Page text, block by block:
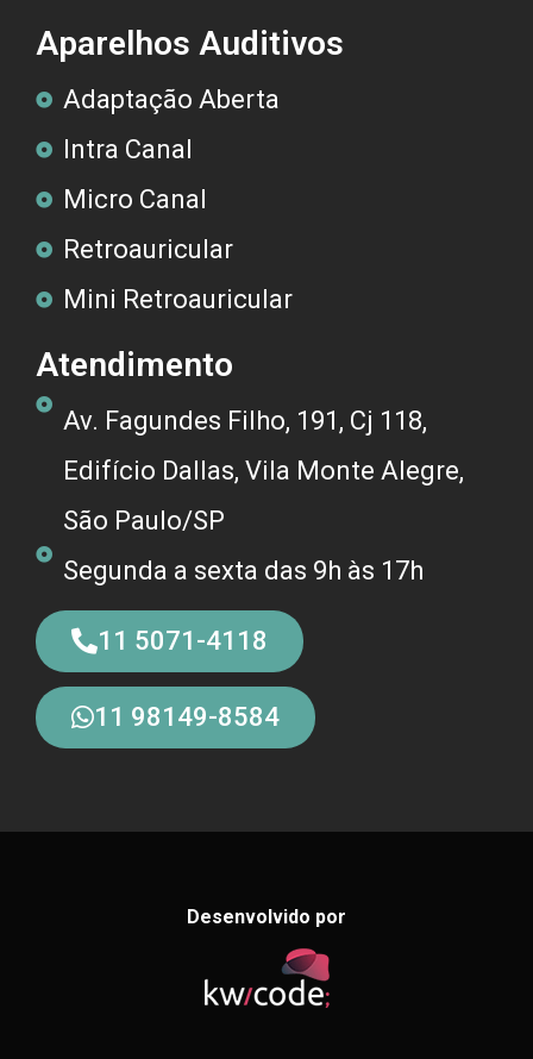
Aparelhos Auditivos
Adaptação Aberta
Intra Canal
Micro Canal
Retroauricular
Mini Retroauricular
Atendimento
Av. Fagundes Filho, 191, Cj 118,
Edifício Dallas, Vila Monte Alegre,
São Paulo/SP
Segunda a sexta das 9h às 17h
11 5071-4118
11 98149-8584
Desenvolvido por